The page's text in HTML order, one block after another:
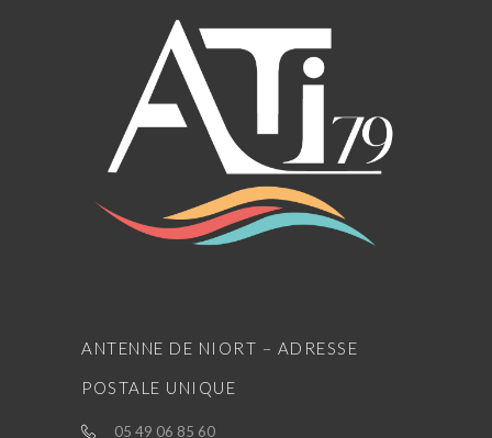
ANTENNE DE NIORT – ADRESSE
POSTALE UNIQUE
05 49 06 85 60